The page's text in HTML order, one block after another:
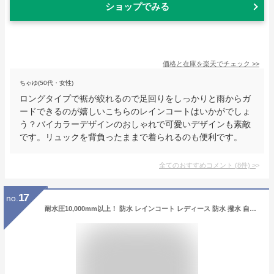
ショップでみる
価格と在庫を楽天でチェック >>
ちゃゆ(50代・女性)
ロングタイプで裾が絞れるので足回りをしっかりと雨からガ
ードできるのが嬉しいこちらのレインコートはいかがでしょ
う？バイカラーデザインのおしゃれで可愛いデザインも素敵
です。リュックを背負ったままで着られるのも便利です。
全てのおすすめコメント (8件) >
no. 17
耐水圧10,000mm以上！ 防水 レインコート レディース 防水 撥水 自転車 ロング ミドル リュック対応 軽量 通学 通勤 お迎え おしゃれ かわいい 大人用 雨具 合羽 カッパ かっぱ ポンチョ シンプル 無地 透明窓 フード 母の日 プレゼント ギフト 実用的 da001